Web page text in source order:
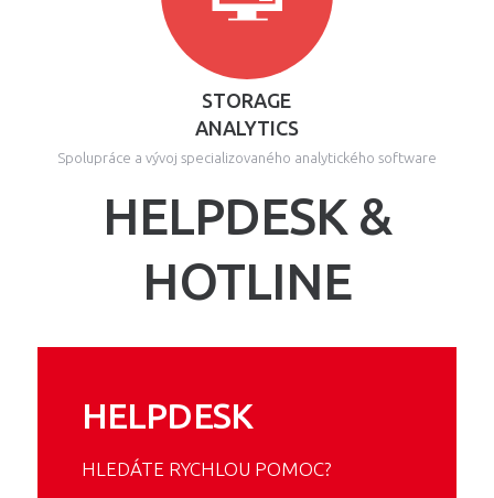
STORAGE
ANALYTICS
Spolupráce a vývoj specializovaného analytického software
HELPDESK &
HOTLINE
HELPDESK
HLEDÁTE RYCHLOU POMOC?